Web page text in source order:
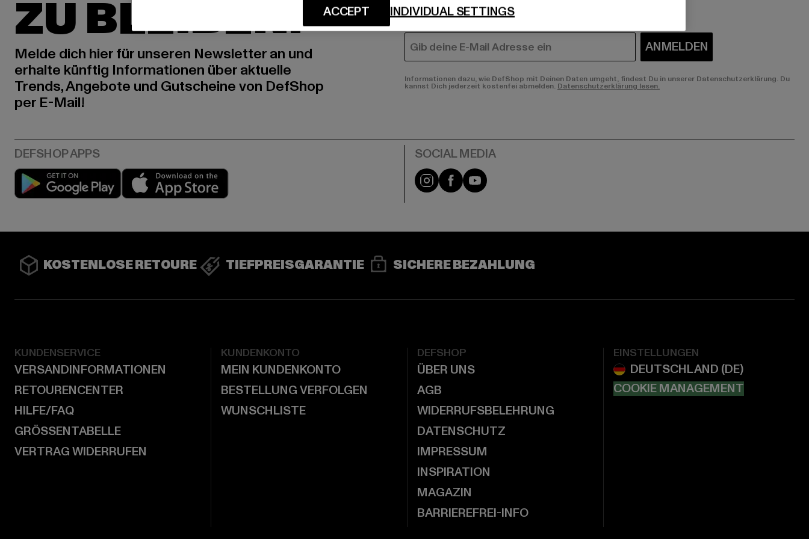
ZU BLEIBEN!
Melde dich hier für unseren Newsletter an und
erhalte künftig Informationen über aktuelle
Trends, Angebote und Gutscheine von DefShop
per E-Mail!
FRAUEN
E-MAIL ANMELDEN
Informationen dazu, wie DefShop mit Deinen Daten umgeht, findest Du in unserer Datenschutzerklärung. Du
kannst Dich jederzeit kostenfei abmelden. Datenschutzerklärung lesen.
Play market Instagram
FacebookYouTube
KOSTENLOSE RETOURE TIEFPREISGARANTIE SICHERE BEZAHLUNG
KUNDENSERVICE
VERSANDINFORMATIONEN
RETOURENCENTER
HILFE/FAQ
GRÖSSENTABELLE
VERTRAG WIDERRUFEN
KUNDENKONTO
MEIN KUNDENKONTO
BESTELLUNG VERFOLGEN
WUNSCHLISTE
DEFSHOP
ÜBER UNS
AGB
WIDERRUFSBELEHRUNG
DATENSCHUTZ
IMPRESSUM
INSPIRATION
MAGAZIN
BARRIEREFREI-INFO
EINSTELLUNGEN
COOKIE MANAGEMENT
INDIVIDUAL SETTINGS
ACCEPT